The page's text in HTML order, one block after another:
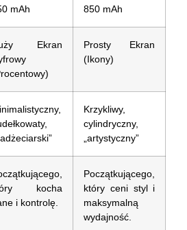
mAh 850 mAh
Ekran
Prosty Ekran
(Ikony)
Krzykliwy,
cylindryczny,
„artystyczny”
kocha
i kontrolę.
Początkującego,
który ceni styl i
maksymalną
wydajność.